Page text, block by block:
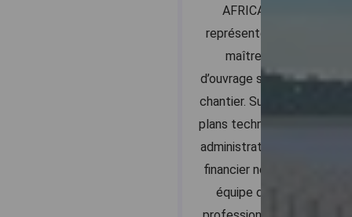
AFRICA
représente le
maître
d’ouvrage sur le
chantier. Sur les
plans technique,
administratif et
financier notre
équipe de